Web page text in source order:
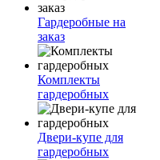
Гардеробные на
заказ
Комплекты
гардеробных
Двери-купе для
гардеробных